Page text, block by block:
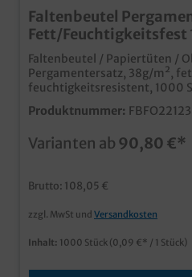
Faltenbeutel
Fett/Feuchtigkeitsfest
Varianten
Faltenbeutel / Papiertüten /
Pergamentersatz, 38g/m²,
feuchtigkeitsresistent, 1000
Varianten wählbarpraktische,
Papierfaltenbeutelaus fett-
Weiß oder mit Obst/Gemüse
Produktnummer:
Varianten ab 90,80 €*
Brutto: 108,05 €
zzgl. MwSt und Versandkosten
Inhalt: 1000 Stück (0,09 €* / 1 Stück)